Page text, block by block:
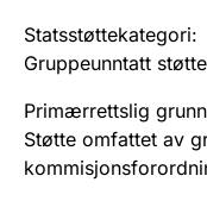
Statsstøttekategori:
Gruppeunntatt støtte
Primærrettslig
Støtte omfattet av